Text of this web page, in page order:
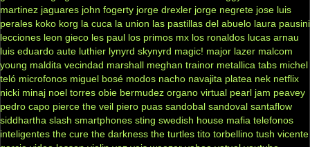
martinez jaguares john fogerty jorge drexler jorge negrete jose luis
perales koko korg la cuca la union las pastillas del abuelo laura pausini
lecciones leon gieco les paul los primos mx los ronaldos lucas arnau
luis eduardo aute luthier lynyrd skynyrd magic! major lazer malcom
young maldita vecindad marshall meghan trainor metallica tabs michel
teló microfonos miguel bosé modos nacho navajita platea nek netflix
nicki minaj noel torres obie bermudez organo virtual pearl jam peavey
pedro capo pierce the veil piero puas sandobal sandoval santaflow
siddhartha slash smartphones sting swedish house mafia telefonos
inteligentes the cure the darkness the turtles tito torbellino tush vicente